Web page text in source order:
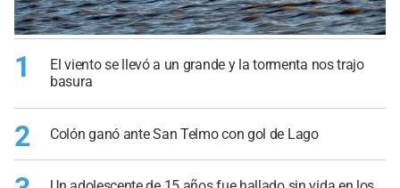
1
El viento se llevó a un grande y la tormenta nos trajo
basura
2 Colón ganó ante San Telmo con gol de Lago